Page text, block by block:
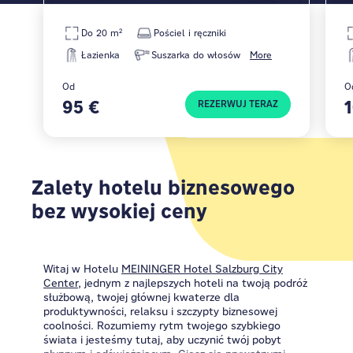
More
Do 20 m²
Pościel i ręczniki
Łazienka
Suszarka do włosów
Od
95 € REZERWUJ TERAZ
Zalety hotelu biznesowego
bez wysokiej ceny
Witaj w Hotelu MEININGER Hotel Salzburg City
Center, jednym z najlepszych hoteli na twoją podróż
służbową, twojej głównej kwaterze dla
produktywności, relaksu i szczypty biznesowej
coolności. Rozumiemy rytm twojego szybkiego
świata i jesteśmy tutaj, aby uczynić twój pobyt